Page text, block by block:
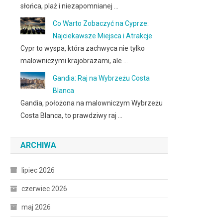
słońca, plaż i niezapomnianej …
Co Warto Zobaczyć na Cyprze:
Najciekawsze Miejsca i Atrakcje
Cypr to wyspa, która zachwyca nie tylko
malowniczymi krajobrazami, ale …
Gandia: Raj na Wybrzeżu Costa
Blanca
Gandia, położona na malowniczym Wybrzeżu
Costa Blanca, to prawdziwy raj …
ARCHIWA
lipiec 2026
czerwiec 2026
maj 2026